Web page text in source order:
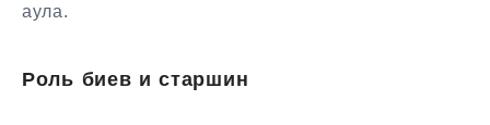
аула.
Роль биев и старшин